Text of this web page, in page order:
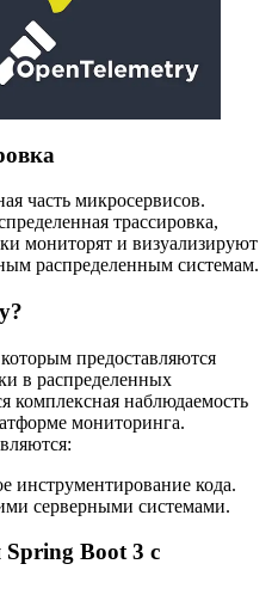
часть микросервисов.
трассировка,
мониторят и визуализируют
распределенным системам.
предоставляются
в распределенных
комплексная наблюдаемость
мониторинга.
инструментирование кода.
серверными системами.
Boot 3 с